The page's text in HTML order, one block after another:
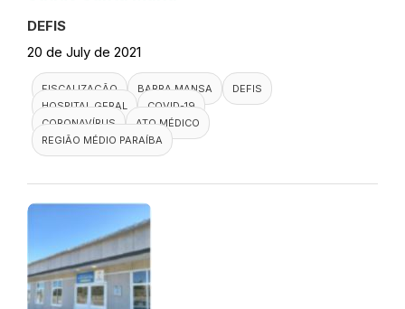
DEFIS
20 de July de 2021
FISCALIZAÇÃO BARRA MANSA
DEFIS
HOSPITAL GERAL
COVID-19
CORONAVÍRUS
ATO MÉDICO
REGIÃO MÉDIO PARAÍBA